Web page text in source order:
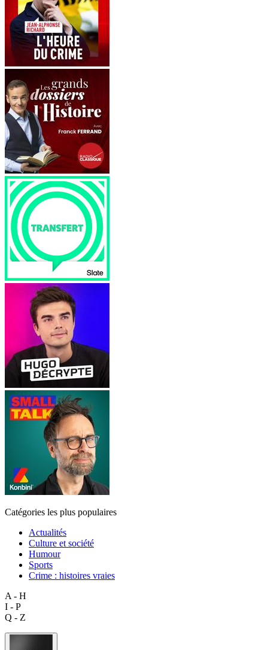
Catégories les plus populaires
Actualités
Culture et société
Humour
Sports
Crime : histoires vraies
A - H
I - P
Q - Z